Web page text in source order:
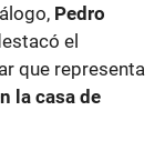
Pedro
el
que representa
la casa de